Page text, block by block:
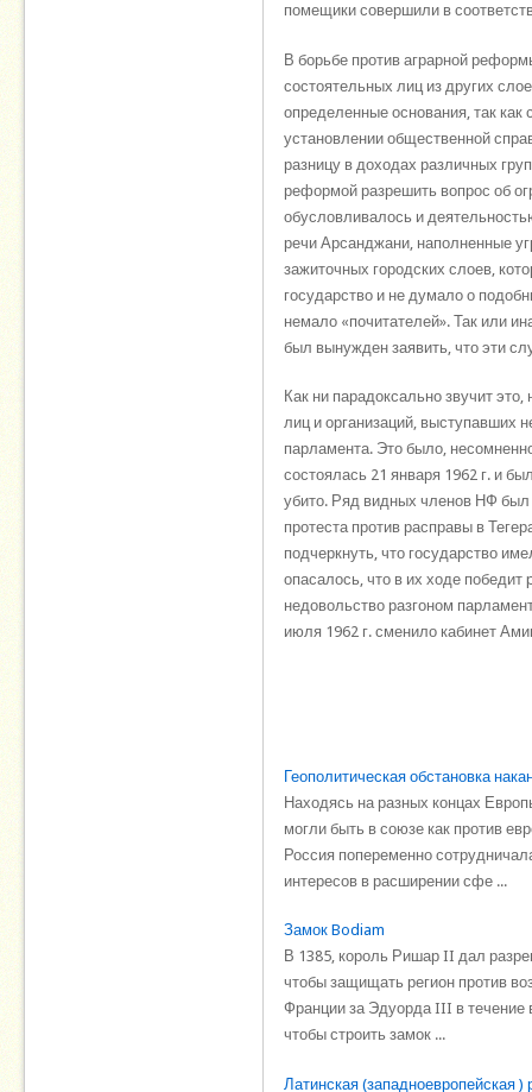
помещики совершили в
В борьбе против аграрной
состоятельных лиц из других
определенные основания, так
установлении общественной
разницу в доходах различных
реформой разрешить вопрос об
обусловливалось и
речи Арсанджани, наполненные
зажиточных городских слоев,
государство и не думало о
немало «почитателей». Так или
был вынужден заявить, что эти
Как ни парадоксально звучит
лиц и организаций, выступавших
парламента. Это было,
состоялась 21 января 1962 г. и
убито. Ряд видных членов НФ
протеста против расправы в
подчеркнуть, что государство
опасалось, что в их ходе
недовольство разгоном
июля 1962 г. сменило кабинет
Геополитическая обстановка
Находясь на разных концах
могли быть в союзе как против
Россия попеременно
интересов в расширении сфе ...
Замок Bodiam
В 1385, король Ришар II дал
чтобы защищать регион против
Франции за Эдуорда III в течение
чтобы строить замок ...
Латинская (западноевропейская )